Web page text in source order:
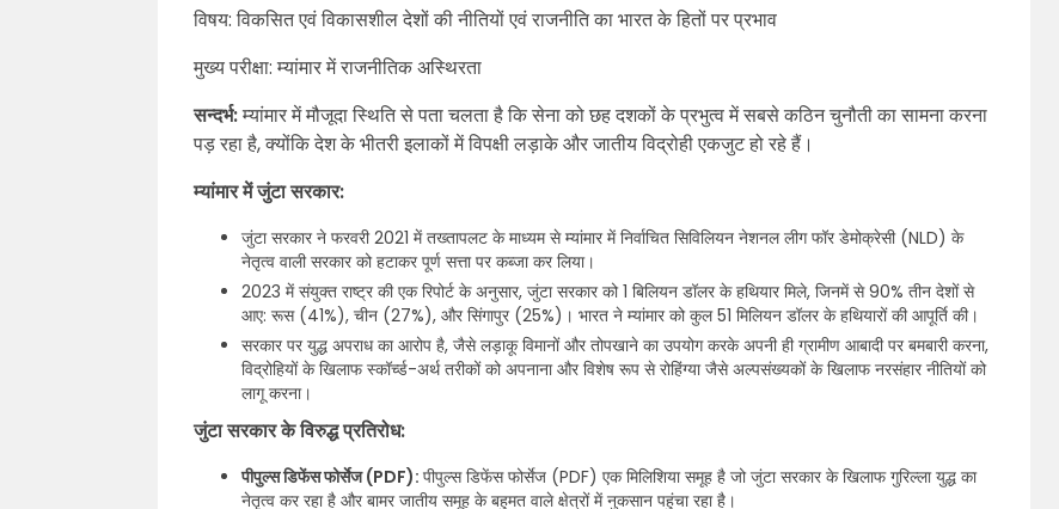
विषय: विकसित एवं विकासशील देशों की नीतियों एवं राजनीति का भारत के हितों पर प्रभाव
मुख्य परीक्षा: म्यांमार में राजनीतिक अस्थिरता
सन्दर्भ:म्यांमार में मौजूदा स्थिति से पता चलता है कि सेना को छह दशकों के प्रभुत्व में सबसे कठिन चुनौती का सामना करना
पड़ रहा है, क्योंकि देश के भीतरी इलाकों में विपक्षी लड़ाके और जातीय विद्रोही एकजुट हो रहे हैं।
म्यांमार में जुंटा सरकार:
जुंटा सरकार ने फरवरी 2021 में तख्तापलट के माध्यम से म्यांमार में निर्वाचित सिविलियन नेशनल लीग फॉर डेमोक्रेसी (NLD) के
नेतृत्व वाली सरकार को हटाकर पूर्ण सत्ता पर कब्जा कर लिया।
2023 में संयुक्त राष्ट्र की एक रिपोर्ट के अनुसार, जुंटा सरकार को 1 बिलियन डॉलर के हथियार मिले, जिनमें से 90% तीन देशों से
आए: रूस (41%), चीन (27%), और सिंगापुर (25%)। भारत ने म्यांमार को कुल 51 मिलियन डॉलर के हथियारों की आपूर्ति की।
सरकार पर युद्ध अपराध का आरोप है, जैसे लड़ाकू विमानों और तोपखाने का उपयोग करके अपनी ही ग्रामीण आबादी पर बमबारी करना,
विद्रोहियों के खिलाफ स्कॉर्च्ड-अर्थ तरीकों को अपनाना और विशेष रूप से रोहिंग्या जैसे अल्पसंख्यकों के खिलाफ नरसंहार नीतियों को
लागू करना।
जुंटा सरकार के विरुद्ध प्रतिरोध:
पीपुल्स डिफेंस फोर्सेज (PDF): पीपुल्स डिफेंस फोर्सेज (PDF) एक मिलिशिया समूह है जो जुंटा सरकार के खिलाफ गुरिल्ला युद्ध का
नेतृत्व कर रहा है और बामर जातीय समूह के बहुमत वाले क्षेत्रों में नुकसान पहुंचा रहा है।